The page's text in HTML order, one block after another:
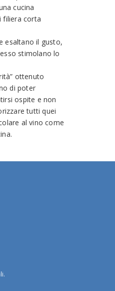
cucina
filiera corta
esaltano il gusto,
stimolano lo
ottenuto
di poter
ospite e non
tutti quei
al vino come